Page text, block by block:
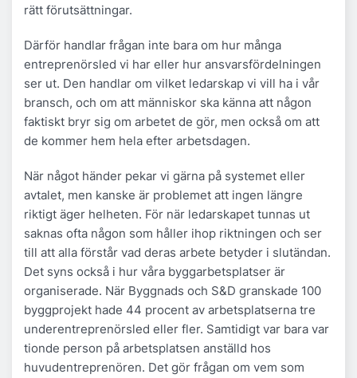
rätt förutsättningar.
Därför handlar frågan inte bara om hur många
entreprenörsled vi har eller hur ansvarsfördelningen
ser ut. Den handlar om vilket ledarskap vi vill ha i vår
bransch, och om att människor ska känna att någon
faktiskt bryr sig om arbetet de gör, men också om att
de kommer hem hela efter arbetsdagen.
När något händer pekar vi gärna på systemet eller
avtalet, men kanske är problemet att ingen längre
riktigt äger helheten. För när ledarskapet tunnas ut
saknas ofta någon som håller ihop riktningen och ser
till att alla förstår vad deras arbete betyder i slutändan.
Det syns också i hur våra byggarbetsplatser är
organiserade. När Byggnads och S&D granskade 100
byggprojekt hade 44 procent av arbetsplatserna tre
underentreprenörsled eller fler. Samtidigt var bara var
tionde person på arbetsplatsen anställd hos
huvudentreprenören. Det gör frågan om vem som